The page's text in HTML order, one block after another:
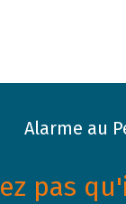
Alarme au
pas